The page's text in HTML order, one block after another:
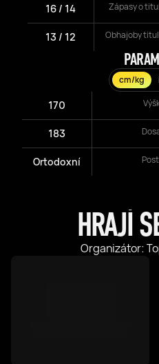
16 / 14 Zápasy o
13 / 12 Obhajoby
cm/kg
170
183
Ortodoxní
HRAJÍ
Organizátor: